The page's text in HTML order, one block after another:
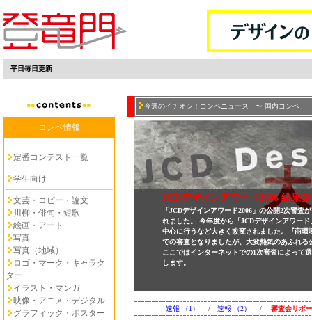
平日毎日更新
今週のイチオシ！コンペニュース 〜 国内コンペ
コンペ情報
定番コンテスト一覧
学生向け
文芸・コピー・論文
川柳・俳句・短歌
絵画・アート
写真
写真（地域）
ロゴ・マーク・キャラク
ター
イラスト・マンガ
映像・アニメ・デジタル
グラフィック・ポスター
JCDデザインアワード2006 結果
「JCDデザインアワード2006」の公開2次審査
れました。 今年度から「JCDデザインアワー
中心に行うなど大きく改変されました。『商
での審査となりましたが、大変熱気のあふれる
ここではインターネットでの1次審査によって
します。
速報 （1） / 速報 （2） / 審査会リポ